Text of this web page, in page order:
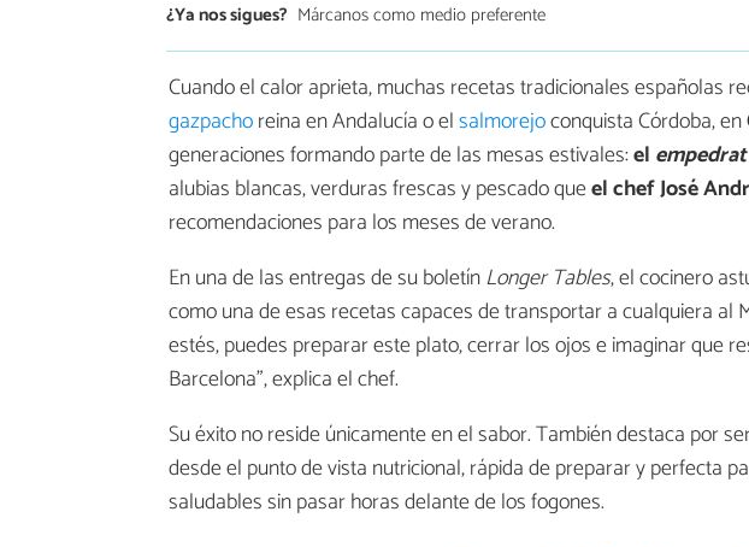
¿Ya nos sigues? Márcanos como medio preferente
Cuando el calor aprieta, muchas recetas tradicionales españolas
gazpachoreina en Andalucía o elsalmorejoconquista Córdoba, en
generaciones formando parte de las mesas estivales:el
alubias blancas, verduras frescas y pescado queel chef José
recomendaciones para los meses de verano.
En una de las entregas de su boletínLonger Tables, el cocinero
como una de esas recetas capaces de transportar a cualquiera al
estés, puedes preparar este plato, cerrar los ojos e imaginar que
Barcelona”, explica el chef.
Su éxito no reside únicamente en el sabor. También destaca por
desde el punto de vista nutricional, rápida de preparar y perfecta
saludables sin pasar horas delante de los fogones.